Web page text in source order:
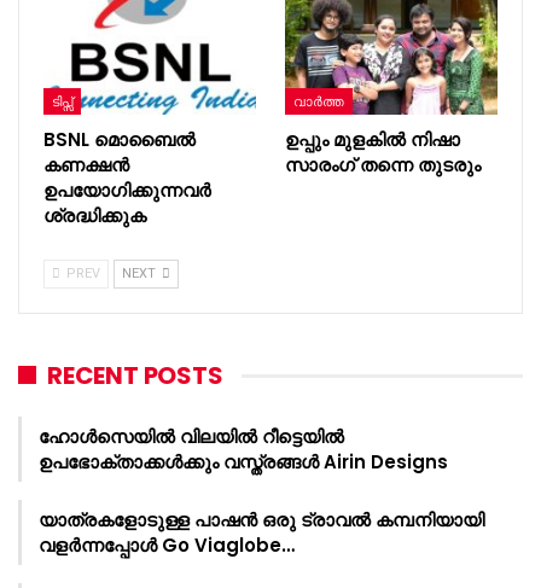
ടിപ്സ്
BSNL മൊബൈല്‍
കണക്ഷന്‍
ഉപയോഗിക്കുന്നവര്‍
ശ്രദ്ധിക്കുക
വാർത്ത
ഉപ്പും മുളകിൽ നിഷാ
സാരംഗ് തന്നെ തുടരും
PREV NEXT
RECENT POSTS
ഹോൾസെയിൽ വിലയിൽ റീട്ടെയിൽ
ഉപഭോക്താക്കൾക്കും വസ്ത്രങ്ങൾ Airin Designs
യാത്രകളോടുള്ള പാഷൻ ഒരു ട്രാവൽ കമ്പനിയായി
വളർന്നപ്പോൾ Go Viaglobe…